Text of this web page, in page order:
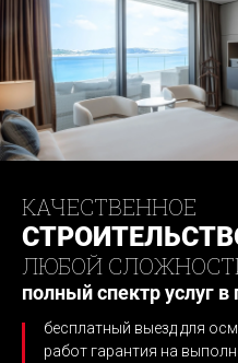
КАЧЕСТВЕННОЕ
ЛЮБОЙ
полный спектр услуг
бесплатный выезд для
работ гарантия на